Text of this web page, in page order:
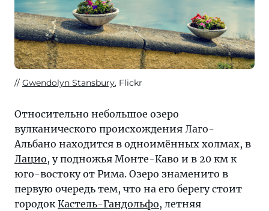
Gwendolyn Stansbury, Flickr
Относительно небольшое озеро
вулканического происхождения Лаго-
Альбано находится в одноимённых холмах, в
Лацио, у подножья Монте-Каво и в 20 км к
юго-востоку от Рима. Озеро знаменито в
первую очередь тем, что на его берегу стоит
городокКастель-Гандольфо, летняя